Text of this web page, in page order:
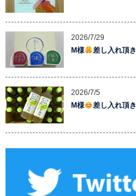
2026/7/29
M様
差し入れ頂
2026/7/5
M様
差し入れ頂